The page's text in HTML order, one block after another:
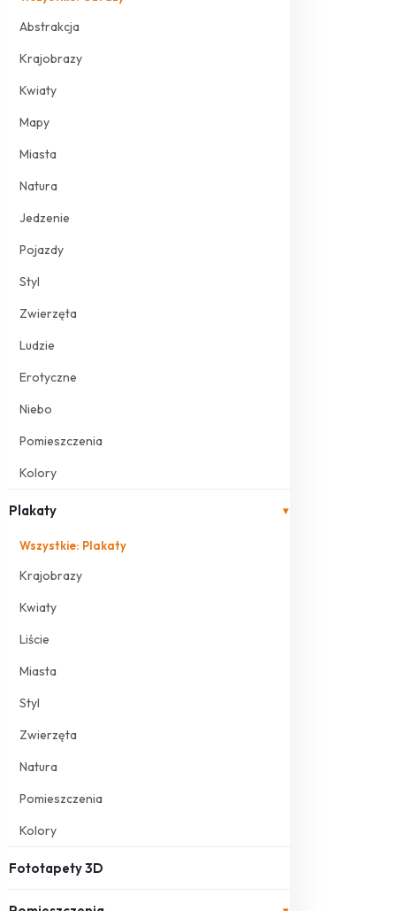
Abstrakcja
Krajobrazy
Kwiaty
Mapy
Miasta
Natura
Jedzenie
Pojazdy
Styl
Zwierzęta
Ludzie
Erotyczne
Niebo
Pomieszczenia
Kolory
Plakaty ▾
Wszystkie: Plakaty
Krajobrazy
Kwiaty
Liście
Miasta
Styl
Zwierzęta
Natura
Pomieszczenia
Kolory
Fototapety 3D